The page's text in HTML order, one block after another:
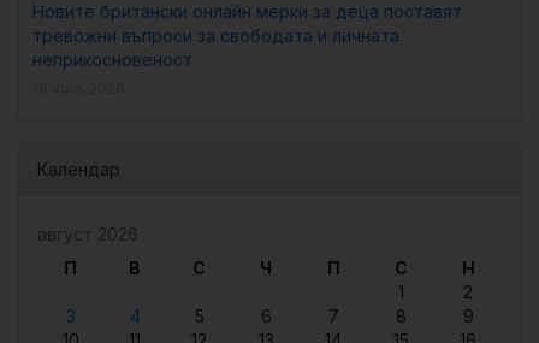
Новите британски онлайн мерки за деца поставят
тревожни въпроси за свободата и личната
неприкосновеност
Календар
август 2026
П
В С Ч П С
Н
1
2
3
4 5 6 7 8
9